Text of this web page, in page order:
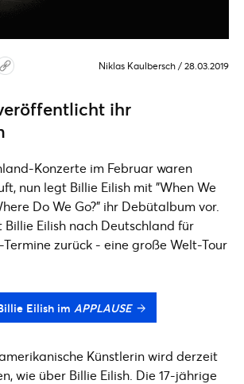
Niklas Kaulbersch / 28.03.2019
ihr
Konzerte im Februar waren
nun legt Billie Eilish mit "When We
Do We Go?" ihr Debütalbum vor.
Billie Eilish nach Deutschland für
zurück - eine große Welt-Tour
Eilish im APPLAUSE
Künstlerin wird derzeit
wie über Billie Eilish. Die 17-jährige